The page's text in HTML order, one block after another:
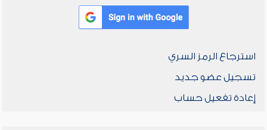
استرجاع الرمز السري
تسجيل عضو جديد
إعادة تفعيل حساب